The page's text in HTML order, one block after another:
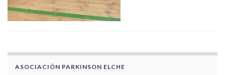
ASOCIACIÓN PARKINSON ELCHE